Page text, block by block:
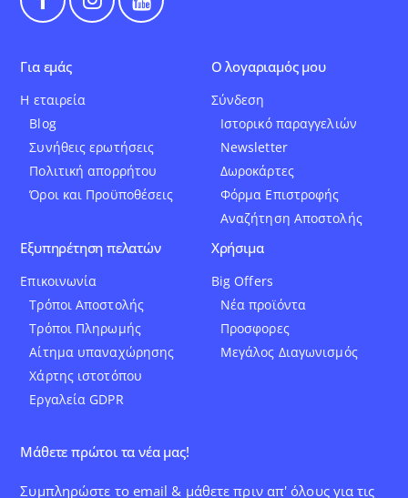
Για εμάς
Η εταιρεία
Blog
Συνήθεις ερωτήσεις
Πολιτική απορρήτου
Όροι και Προϋποθέσεις
Ο λογαριαμός μου
Σύνδεση
Ιστορικό παραγγελιών
Newsletter
Δωροκάρτες
Φόρμα Επιστροφής
Αναζήτηση Αποστολής
Εξυπηρέτηση πελατών
Επικοινωνία
Τρόποι Αποστολής
Τρόποι Πληρωμής
Αίτημα υπαναχώρησης
Χάρτης ιστοτόπου
Εργαλεία GDPR
Χρήσιμα
Big Offers
Νέα προϊόντα
Προσφορες
Μεγάλος Διαγωνισμός
Μάθετε πρώτοι τα νέα μας!
Συμπληρώστε το email & μάθετε πριν απ' όλους για τις